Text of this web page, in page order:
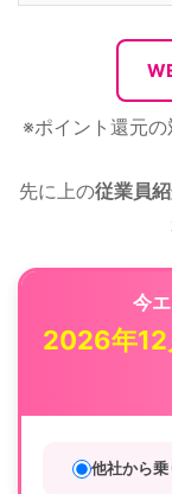
※ポイント還元
先に上の従業員
今
2026年
他社から乗